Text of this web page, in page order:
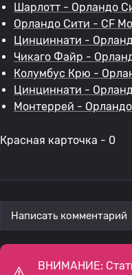
Шарлотт - Орландо
Орландо Сити - CF
Цинциннати -
Чикаго Файр -
Колумбус Крю -
Цинциннати -
Монтеррей - Орландо
Красная карточка - 0
Написать комментарий
ВНИМАНИЕ: